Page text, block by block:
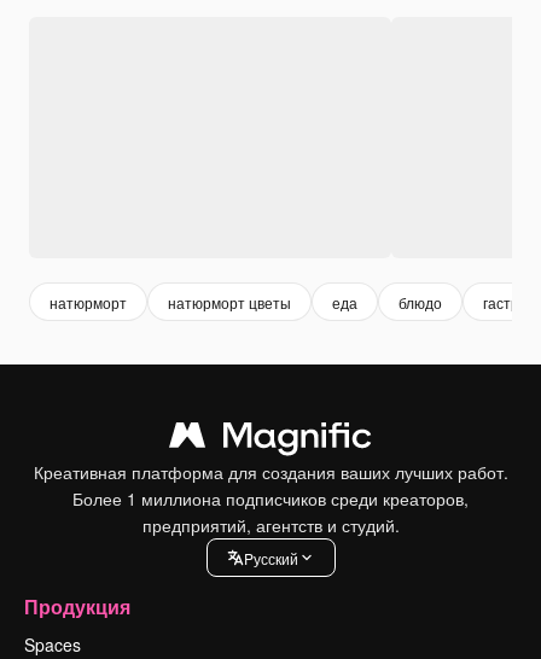
натюрморт натюрморт цветы еда блюдо
Креативная платформа для создания ваших лучших работ.
Более 1 миллиона подписчиков среди креаторов,
предприятий, агентств и студий.
Pусский
Продукция
Spaces